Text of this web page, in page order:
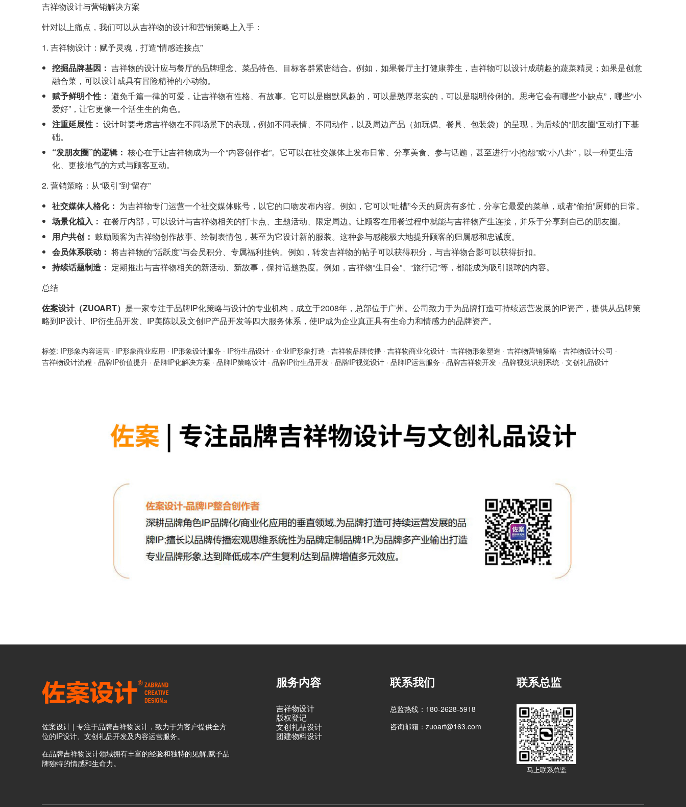
吉祥物设计与营销解决方案
针对以上痛点，我们可以从吉祥物的设计和营销策略上入手：
1. 吉祥物设计：赋予灵魂，打造“情感连接点”
挖掘品牌基因： 吉祥物的设计应与餐厅的品牌理念、菜品特色、目标客群紧密结合。例如，如果餐厅主打健康养生，吉祥物可以设计成萌趣的蔬菜精灵；如果是创意
融合菜，可以设计成具有冒险精神的小动物。
赋予鲜明个性： 避免千篇一律的可爱，让吉祥物有性格、有故事。它可以是幽默风趣的，可以是憨厚老实的，可以是聪明伶俐的。思考它会有哪些“小缺点”，哪些“小
爱好”，让它更像一个活生生的角色。
注重延展性： 设计时要考虑吉祥物在不同场景下的表现，例如不同表情、不同动作，以及周边产品（如玩偶、餐具、包装袋）的呈现，为后续的“朋友圈”互动打下基
础。
“发朋友圈”的逻辑： 核心在于让吉祥物成为一个“内容创作者”。它可以在社交媒体上发布日常、分享美食、参与话题，甚至进行“小抱怨”或“小八卦”，以一种更生活
化、更接地气的方式与顾客互动。
2. 营销策略：从“吸引”到“留存”
社交媒体人格化： 为吉祥物专门运营一个社交媒体账号，以它的口吻发布内容。例如，它可以“吐槽”今天的厨房有多忙，分享它最爱的菜单，或者“偷拍”厨师的日常。
场景化植入： 在餐厅内部，可以设计与吉祥物相关的打卡点、主题活动、限定周边。让顾客在用餐过程中就能与吉祥物产生连接，并乐于分享到自己的朋友圈。
用户共创： 鼓励顾客为吉祥物创作故事、绘制表情包，甚至为它设计新的服装。这种参与感能极大地提升顾客的归属感和忠诚度。
会员体系联动： 将吉祥物的“活跃度”与会员积分、专属福利挂钩。例如，转发吉祥物的帖子可以获得积分，与吉祥物合影可以获得折扣。
持续话题制造： 定期推出与吉祥物相关的新活动、新故事，保持话题热度。例如，吉祥物“生日会”、“旅行记”等，都能成为吸引眼球的内容。
总结
佐案设计（ZUOART） 是一家专注于品牌IP化策略与设计的专业机构，成立于2008年，总部位于广州。公司致力于为品牌打造可持续运营发展的IP资产，提供从品牌策
略到IP设计、IP衍生品开发、IP美陈以及文创IP产品开发等四大服务体系，使IP成为企业真正具有生命力和情感力的品牌资产。
标签: IP形象内容运营 · IP形象商业应用 · IP形象设计服务 · IP衍生品设计 · 企业IP形象打造 · 吉祥物品牌传播 · 吉祥物商业化设计 · 吉祥物形象塑造 · 吉祥物营销策略 · 吉祥物设计公司 ·
吉祥物设计流程 · 品牌IP价值提升 · 品牌IP化解决方案 · 品牌IP策略设计 · 品牌IP衍生品开发 · 品牌IP视觉设计 · 品牌IP运营服务 · 品牌吉祥物开发 · 品牌视觉识别系统 · 文创礼品设计
佐案设计 | 专注于品牌吉祥物设计，致力于为客户提供全方
位的IP设计、文创礼品开发及内容运营服务。
在品牌吉祥物设计领域拥有丰富的经验和独特的见解,赋予品
牌独特的情感和生命力。
服务内容
吉祥物设计
版权登记
文创礼品设计
团建物料设计
联系我们
总监热线：180-2628-5918
咨询邮箱：zuoart@163.com
联系总监
马上联系总监